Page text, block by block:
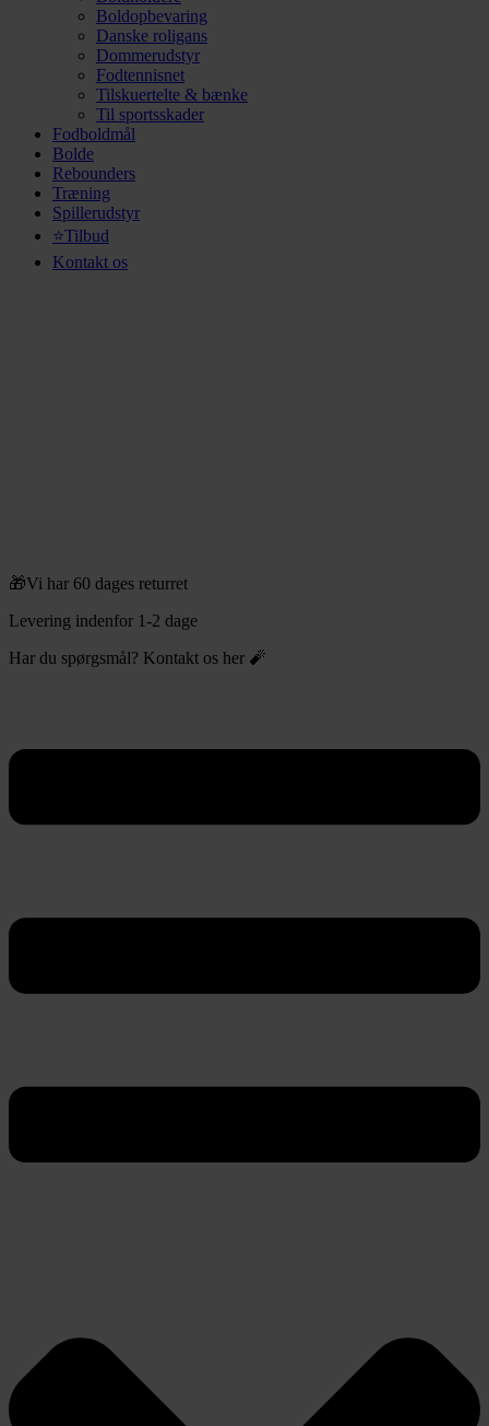
Boldopbevaring
Danske roligans
Dommerudstyr
Fodtennisnet
Tilskuertelte & bænke
Til sportsskader
Fodboldmål
Bolde
Rebounders
Træning
Spillerudstyr
⭐Tilbud
Kontakt os
🎁Vi har 60 dages returret
Levering indenfor 1-2 dage
Har du spørgsmål? Kontakt os her 🧨